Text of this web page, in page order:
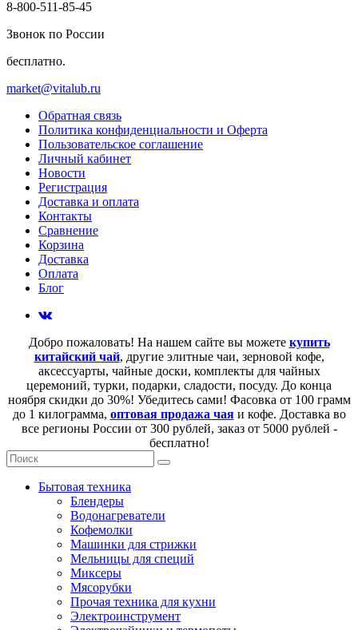
8-800-511-85-45
Звонок по России
бесплатно.
market@vitalub.ru
Обратная связь
Политика конфиденциальности и Оферта
Пользовательское соглашение
Личный кабинет
Новости
Регистрация
Доставка и оплата
Контакты
Сравнение
Корзина
Доставка
Оплата
Блог
Добро пожаловать! На нашем сайте вы можете купить
китайский чай, другие элитные чаи, зерновой кофе,
аксессуарты, чайные доски, комплекты для чайных
церемоний, турки, подарки, сладости, посуду. До конца
ноября скидки до 30%! Убедитесь сами! Фасовка от 100 грамм
до 1 килограмма, оптовая продажа чаяи кофе. Доставка во
все регионы России от 300 рублей, заказ от 5000 рублей -
бесплатно!
Бытовая техника
Блендеры
Водонагреватели
Кофемолки
Машинки для стрижки
Мельницы для специй
Миксеры
Мясорубки
Прочая техника для кухни
Электроинструмент